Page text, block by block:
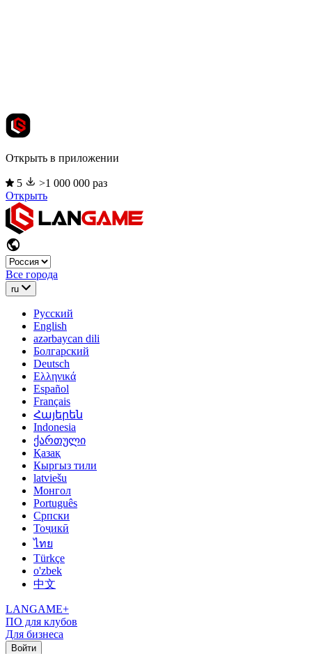
Открыть в приложении
5
>1 000 000 раз
Открыть
Все города
ru
Русский
English
azərbaycan dili
Болгарский
Deutsch
Ελληνικά
Español
Français
Հայերեն
Indonesia
ქართული
Қазақ
Кыргыз тили
latviešu
Монгол
Português
Српски
Тоҷикӣ
ไทย
Türkçe
o'zbek
中文
LANGAME+
ПО для клубов
Для бизнеса
Войти